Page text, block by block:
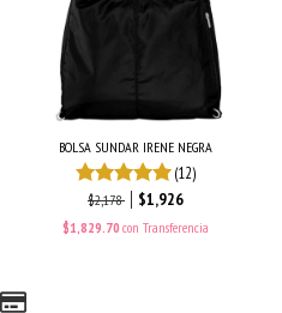
BOLSA SUNDAR IRENE NEGRA
(12)
$2,178 $1,926
$1,829.70 con Transferencia